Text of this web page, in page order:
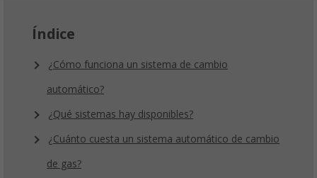
Índice
¿Cómo funciona un sistema de cambio
automático?
¿Qué sistemas hay disponibles?
¿Cuánto cuesta un sistema automático de cambio
de gas?